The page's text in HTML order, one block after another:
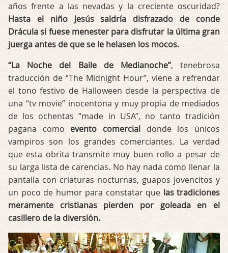
años frente a las nevadas y la creciente oscuridad?
Hasta el niño Jesús saldría disfrazado de conde
Drácula si fuese menester para disfrutar la última gran
juerga antes de que se le helasen los mocos.
“La Noche del Baile de Medianoche”, tenebrosa
traducción de “The Midnight Hour”, viene a refrendar
el tono festivo de Halloween desde la perspectiva de
una “tv movie” inocentona y muy propia de mediados
de los ochentas “made in USA”, no tanto tradición
pagana como evento comercial donde los únicos
vampiros son los grandes comerciantes. La verdad
que esta obrita transmite muy buen rollo a pesar de
su larga lista de carencias. No hay nada como llenar la
pantalla con criaturas nocturnas, guapos jovencitos y
un poco de humor para constatar que las tradiciones
meramente cristianas pierden por goleada en el
casillero de la diversión.